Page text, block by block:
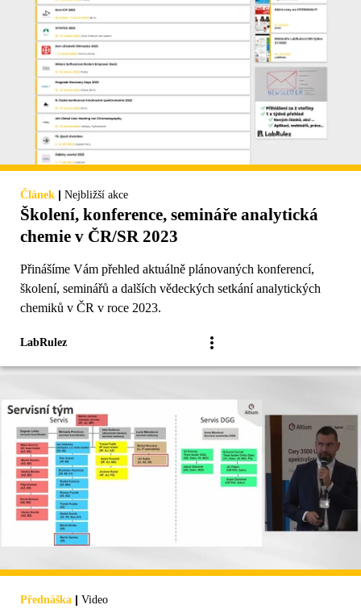
Článek | Nejbližší akce
Školení, konference, semináře analytická
chemie v ČR/SR 2023
Přinášíme Vám přehled aktuálně plánovaných konferencí,
školení, seminářů a dalších vědeckých setkání analytických
chemiků v ČR v roce 2023.
LabRulez
Přednáška | Video